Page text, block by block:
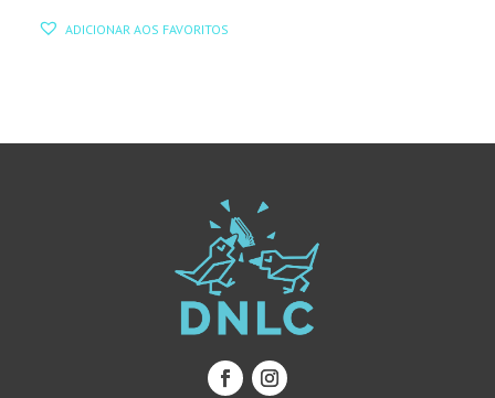
ADICIONAR AOS FAVORITOS